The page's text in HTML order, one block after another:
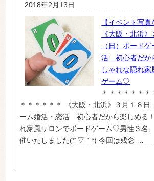
2018年2月13日
【イベント写真
《大阪・北浜
（日）ボード
活 初心者だか
しゃれな隠れ
ゲーム♡
＊＊＊＊＊＊＊
＊＊＊＊＊＊ 《大阪・北浜》３月１８日
ーム婚活・恋活 初心者だから楽しめる
れ家風サロンでボードゲーム♡男性３名
催いたしました(*´▽｀*) 今回は残念 …